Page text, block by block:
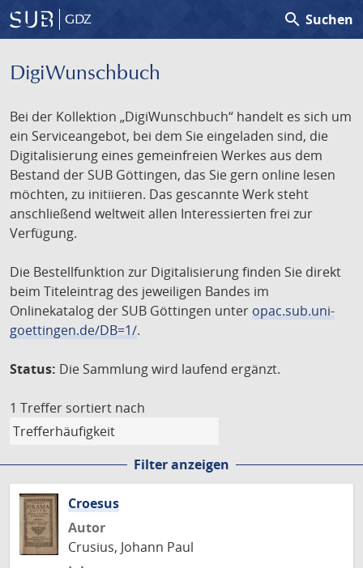
GDZ search Suchen
DigiWunschbuch
Bei der Kollektion „DigiWunschbuch“ handelt es sich um
ein Serviceangebot, bei dem Sie eingeladen sind, die
Digitalisierung eines gemeinfreien Werkes aus dem
Bestand der SUB Göttingen, das Sie gern online lesen
möchten, zu initiieren. Das gescannte Werk steht
anschließend weltweit allen Interessierten frei zur
Verfügung.
Die Bestellfunktion zur Digitalisierung finden Sie direkt
beim Titeleintrag des jeweiligen Bandes im
Onlinekatalog der SUB Göttingen unter opac.sub.uni-
goettingen.de/DB=1/.
Status: Die Sammlung wird laufend ergänzt.
1 Treffer sortiert nach
Filter anzeigen
Croesus
Autor
Crusius, Johann Paul